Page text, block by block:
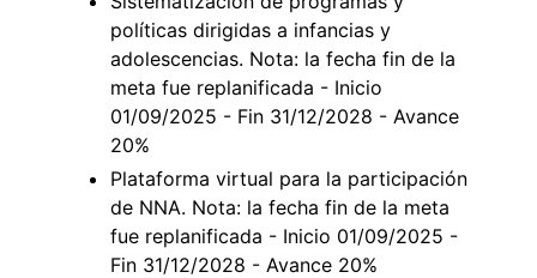
políticas dirigidas a infancias y
adolescencias. Nota: la fecha fin de la
meta fue replanificada - Inicio
01/09/2025 - Fin 31/12/2028 - Avance
20%
Plataforma virtual para la participación
de NNA. Nota: la fecha fin de la meta
fue replanificada - Inicio 01/09/2025 -
Fin 31/12/2028 - Avance 20%